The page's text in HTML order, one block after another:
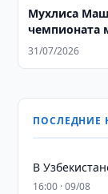
Мухлиса
чемпионата
31/07/2026
ПОСЛЕДНИЕ
В
16:00 · 09/08